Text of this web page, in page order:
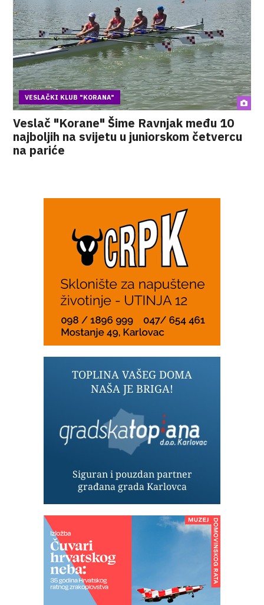
VESLAČKI KLUB "KORANA"
Veslač "Korane" Šime Ravnjak među 10
najboljih na svijetu u juniorskom četvercu
na pariće